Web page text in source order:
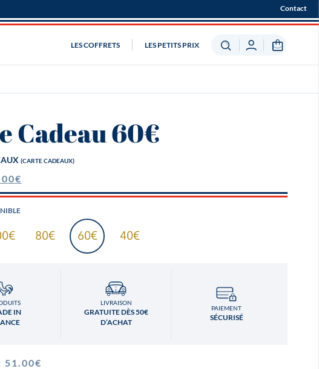
Contact
LES COFFRETS LES PETITS PRIX
Cadeau 60€
(CARTE CADEAUX)
€
IN
LIVRAISON
GRATUITE DÈS 50€
D’ACHAT
PAIEMENT
SÉCURISÉ
51.00€